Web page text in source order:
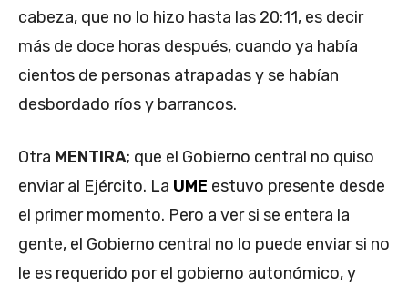
cabeza, que no lo hizo hasta las 20:11, es decir
más de doce horas después, cuando ya había
cientos de personas atrapadas y se habían
desbordado ríos y barrancos.
Otra MENTIRA; que el Gobierno central no quiso
enviar al Ejército. La UME estuvo presente desde
el primer momento. Pero a ver si se entera la
gente, el Gobierno central no lo puede enviar si no
le es requerido por el gobierno autonómico, y